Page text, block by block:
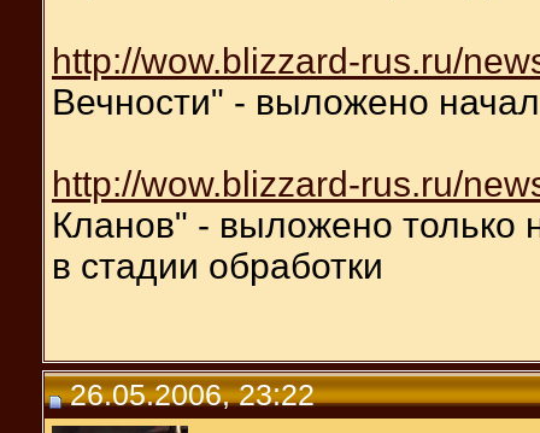
http://wow.blizzard-rus.ru/
Вечности" - выложено
http://wow.blizzard-rus.ru/
Кланов" - выложено только
в стадии обработки
26.05.2006, 23:22